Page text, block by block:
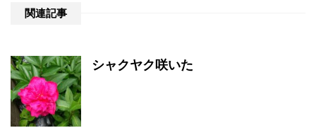
関連記事
シャクヤク咲いた